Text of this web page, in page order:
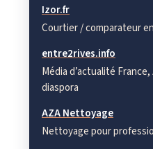
Izor.fr
Courtier / comparateur
entre2rives.info
Média d’actualité
diaspora
AZA Nettoyage
Nettoyage pour